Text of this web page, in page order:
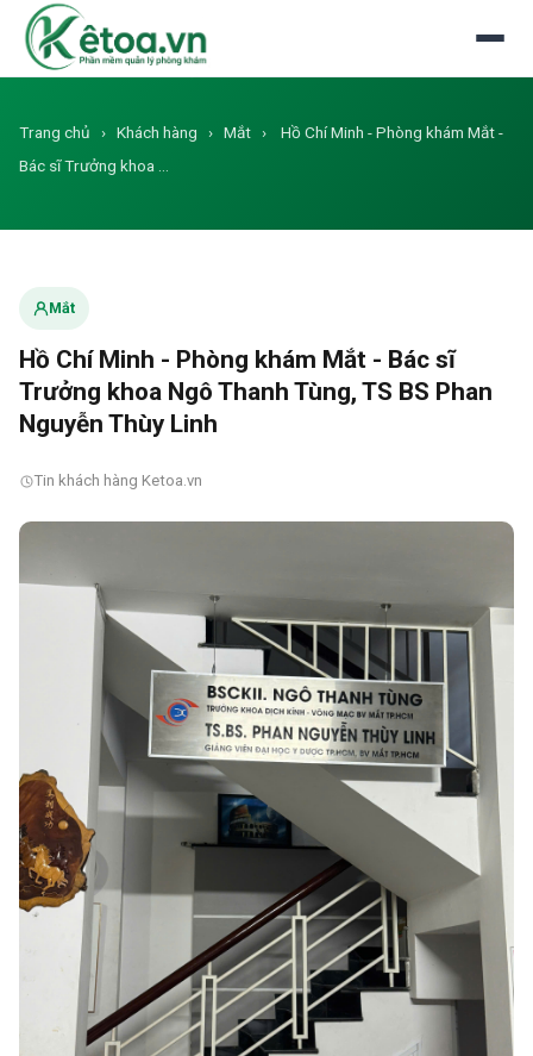
Trang chủ › Khách hàng › Mắt ›
Hồ Chí Minh - Phòng khám Mắt -
Bác sĩ Trưởng khoa …
Mắt
Hồ Chí Minh - Phòng khám Mắt - Bác sĩ
Trưởng khoa Ngô Thanh Tùng, TS BS Phan
Nguyễn Thùy Linh
Tin khách hàng Ketoa.vn